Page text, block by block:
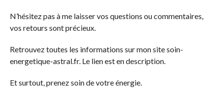
N’hésitez pas à me laisser vos questions ou commentaires,
vos retours sont précieux.
Retrouvez toutes les informations sur mon site soin-
energetique-astral.fr. Le lien est en description.
Et surtout, prenez soin de votre énergie.